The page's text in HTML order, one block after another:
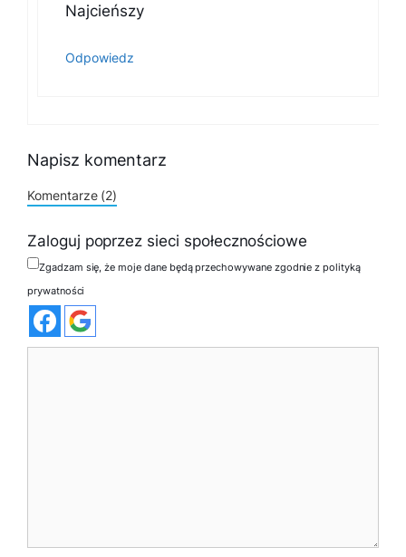
Najcieńszy
Odpowiedz
Napisz komentarz
Komentarze (2)
Zaloguj poprzez sieci społecznościowe
Zgadzam się, że moje dane będą przechowywane zgodnie z polityką
prywatności